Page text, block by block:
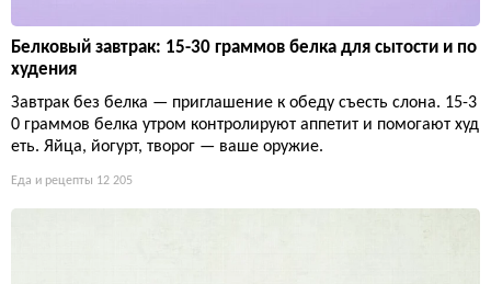
Белковый завтрак: 15-30 граммов белка для сытости и по
худения
Завтрак без белка — приглашение к обеду съесть слона. 15-3
0 граммов белка утром контролируют аппетит и помогают худ
еть. Яйца, йогурт, творог — ваше оружие.
Еда и рецепты 12 205